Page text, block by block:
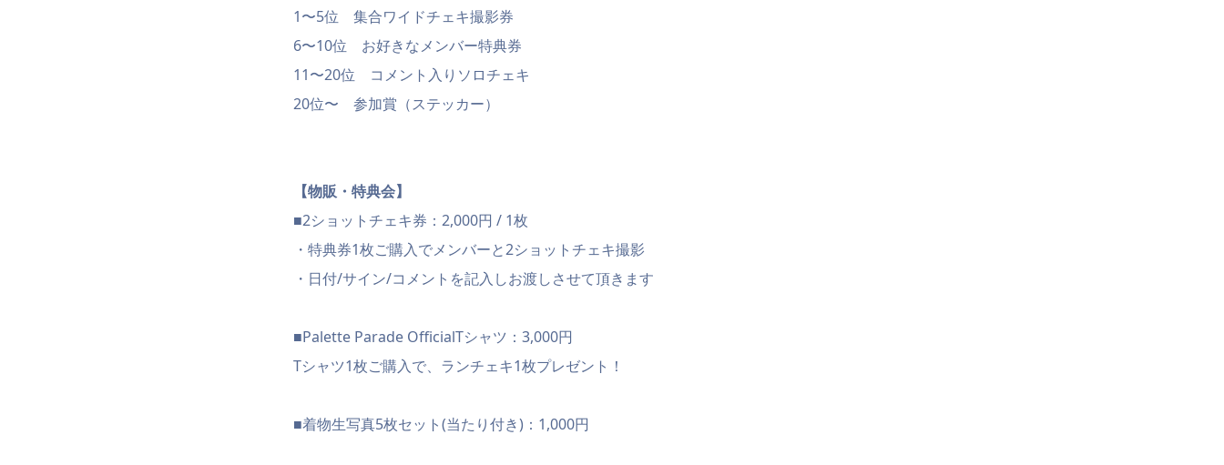
1〜5位 集合ワイドチェキ撮影券
6〜10位 お好きなメンバー特典券
11〜20位 コメント入りソロチェキ
20位〜 参加賞（ステッカー）
【物販・特典会】
■2ショットチェキ券：2,000円 / 1枚
・特典券1枚ご購入でメンバーと2ショットチェキ撮影
・日付/サイン/コメントを記入しお渡しさせて頂きます
■Palette Parade OfficialTシャツ：3,000円
Tシャツ1枚ご購入で、ランチェキ1枚プレゼント！
■着物生写真5枚セット(当たり付き)：1,000円